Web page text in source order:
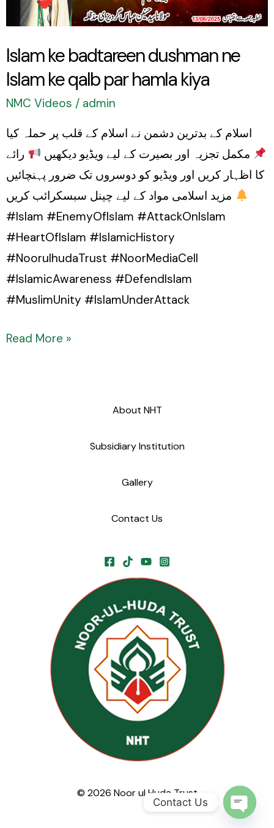
Islam ke badtareen dushman ne
Islam ke qalb par hamla kiya
NMC Videos / admin
اسلام کے بدترین دشمن نے اسلام کے قلب پر حملہ کیا
مکمل تجزیہ اور بصیرت کے لیے ویڈیو دیکھیں
رائے
کا اظہار کریں اور ویڈیو کو دوسروں تک ضرور پہنچائیں
مزید اسلامی مواد کے لیے چینل سبسکرائب کریں
#Islam #EnemyOfIslam #AttackOnIslam
#HeartOfIslam #IslamicHistory
#NoorulhudaTrust #NoorMediaCell
#IslamicAwareness #DefendIslam
#MuslimUnity #IslamUnderAttack
par
hamla
kiya
Read More »
About NHT
Subsidiary Institution
Gallery
Contact Us
© 2026 Noor ul Huda Trust
Contact Us